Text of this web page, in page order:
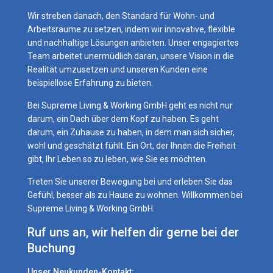
Wir streben danach, den Standard für Wohn- und
Arbeitsräume zu setzen, indem wir innovative, flexible
und nachhaltige Lösungen anbieten. Unser engagiertes
Team arbeitet unermüdlich daran, unsere Vision in die
Realität umzusetzen und unseren Kunden eine
beispiellose Erfahrung zu bieten.
Bei Supreme Living & Working GmbH geht es nicht nur
darum, ein Dach über dem Kopf zu haben. Es geht
darum, ein Zuhause zu haben, in dem man sich sicher,
wohl und geschätzt fühlt. Ein Ort, der Ihnen die Freiheit
gibt, Ihr Leben so zu leben, wie Sie es möchten.
Treten Sie unserer Bewegung bei und erleben Sie das
Gefühl, besser als zu Hause zu wohnen. Willkommen bei
Supreme Living & Working GmbH.
Ruf uns an, wir helfen dir gerne bei der
Buchung